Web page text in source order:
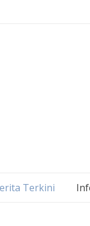
Terkini